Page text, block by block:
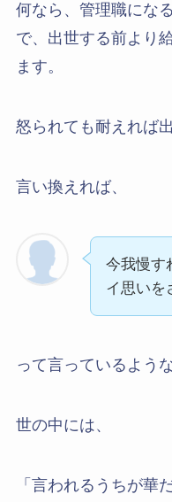
何なら、管理職にな
で、出世する前より
ます。
怒られても耐えれば
言い換えれば、
今我慢す
イ思いを
って言っているよう
世の中には、
「言われるうちが華